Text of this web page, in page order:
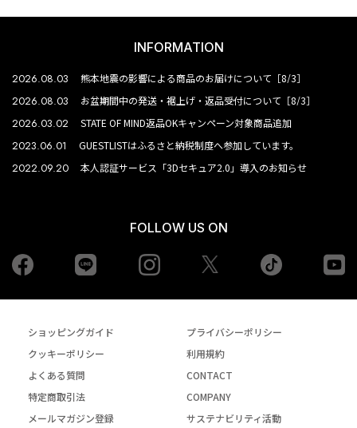
INFORMATION
2026.08.03 熊本地震の影響による商品のお届けについて［8/3］
2026.08.03 お盆期間中の発送・裾上げ・返品受付について［8/3］
2026.03.02 STATE OF MIND返品OKキャンペーン対象商品追加
2023.06.01 GUESTLISTはふるさと納税制度へ参加しています。
2022.09.20 本人認証サービス「3Dセキュア2.0」導入のお知らせ
FOLLOW US ON
Facebook Instagram tiktok
ショッピングガイド
プライバシーポリシー
クッキーポリシー
利用規約
よくある質問
CONTACT
特定商取引法
COMPANY
メールマガジン登録
サステナビリティ活動